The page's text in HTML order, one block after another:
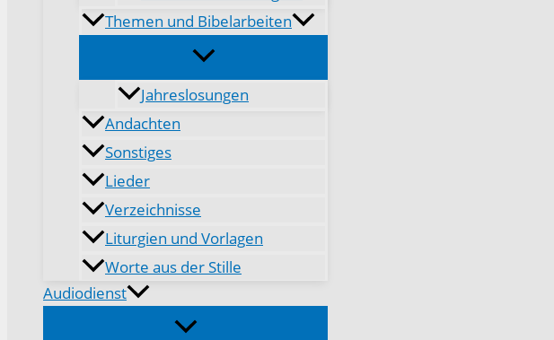
Themen und Bibelarbeiten
Jahreslosungen
Andachten
Sonstiges
Lieder
Verzeichnisse
Liturgien und Vorlagen
Worte aus der Stille
Audiodienst